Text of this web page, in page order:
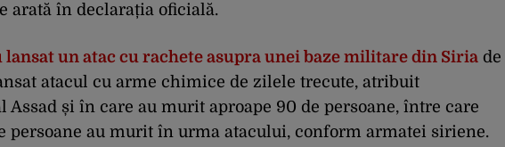
arată în declarația oficială.
lansat un atac cu rachete asupra unei baze militare din Siria de
atacul cu arme chimice de zilele trecute, atribuit
și în care au murit aproape 90 de persoane, între care
persoane au murit în urma atacului, conform armatei siriene.